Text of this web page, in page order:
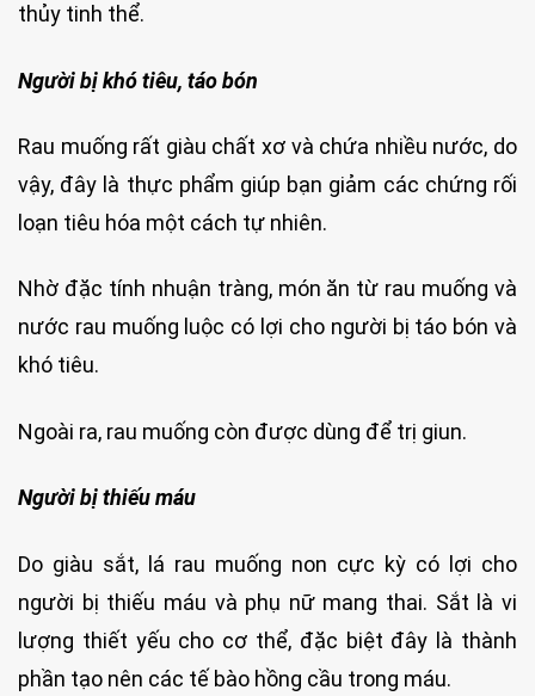
thủy tinh thể.
Người bị khó tiêu, táo bón
Rau muống rất giàu chất xơ và chứa nhiều nước, do
vậy, đây là thực phẩm giúp bạn giảm các chứng rối
loạn tiêu hóa một cách tự nhiên.
Nhờ đặc tính nhuận tràng, món ăn từ rau muống và
nước rau muống luộc có lợi cho người bị táo bón và
khó tiêu.
Ngoài ra, rau muống còn được dùng để trị giun.
Người bị thiếu máu
Do giàu sắt, lá rau muống non cực kỳ có lợi cho
người bị thiếu máu và phụ nữ mang thai. Sắt là vi
lượng thiết yếu cho cơ thể, đặc biệt đây là thành
phần tạo nên các tế bào hồng cầu trong máu.